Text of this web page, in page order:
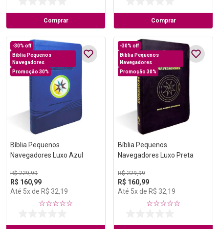
Comprar Comprar
-30% off
Bíblia Pequenos
Navegadores
Promoção 30%
Bíblia Pequenos
Navegadores Luxo Azul
R$ 229,99
R$ 160,99
Até 5x de R$ 32,19
☆☆☆☆☆
-30% off
Bíblia Pequenos
Navegadores
Promoção 30%
Bíblia Pequenos
Navegadores Luxo Preta
R$ 229,99
R$ 160,99
Até 5x de R$ 32,19
☆☆☆☆☆